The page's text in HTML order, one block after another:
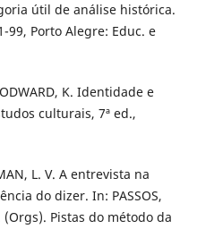
útil de análise histórica.
99, Porto Alegre: Educ. e
K. Identidade e
culturais, 7ª ed.,
L. V. A entrevista na
do dizer. In: PASSOS,
(Orgs). Pistas do método da